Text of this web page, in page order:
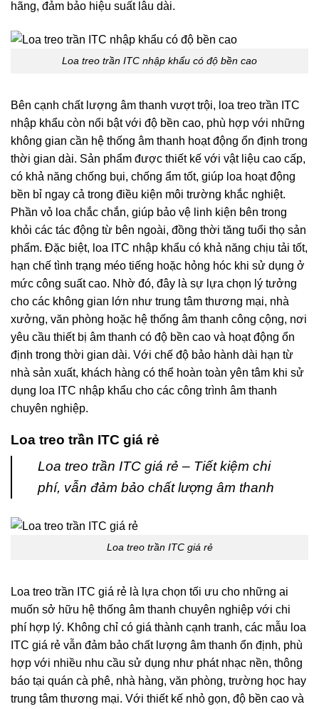
hãng, đảm bảo hiệu suất lâu dài.
Loa treo trần ITC nhập khẩu có độ bền cao
Bên cạnh chất lượng âm thanh vượt trội, loa treo trần ITC
nhập khẩu còn nổi bật với độ bền cao, phù hợp với những
không gian cần hệ thống âm thanh hoạt động ổn định trong
thời gian dài. Sản phẩm được thiết kế với vật liệu cao cấp,
có khả năng chống bụi, chống ẩm tốt, giúp loa hoạt động
bền bỉ ngay cả trong điều kiện môi trường khắc nghiệt.
Phần vỏ loa chắc chắn, giúp bảo vệ linh kiện bên trong
khỏi các tác động từ bên ngoài, đồng thời tăng tuổi thọ sản
phẩm. Đặc biệt, loa ITC nhập khẩu có khả năng chịu tải tốt,
hạn chế tình trạng méo tiếng hoặc hỏng hóc khi sử dụng ở
mức công suất cao. Nhờ đó, đây là sự lựa chọn lý tưởng
cho các không gian lớn như trung tâm thương mại, nhà
xưởng, văn phòng hoặc hệ thống âm thanh công cộng, nơi
yêu cầu thiết bị âm thanh có độ bền cao và hoạt động ổn
định trong thời gian dài. Với chế độ bảo hành dài hạn từ
nhà sản xuất, khách hàng có thể hoàn toàn yên tâm khi sử
dụng loa ITC nhập khẩu cho các công trình âm thanh
chuyên nghiệp.
Loa treo trần ITC giá rẻ
Loa treo trần ITC giá rẻ – Tiết kiệm chi
phí, vẫn đảm bảo chất lượng âm thanh
Loa treo trần ITC giá rẻ
Loa treo trần ITC giá rẻ là lựa chọn tối ưu cho những ai
muốn sở hữu hệ thống âm thanh chuyên nghiệp với chi
phí hợp lý. Không chỉ có giá thành cạnh tranh, các mẫu loa
ITC giá rẻ vẫn đảm bảo chất lượng âm thanh ổn định, phù
hợp với nhiều nhu cầu sử dụng như phát nhạc nền, thông
báo tại quán cà phê, nhà hàng, văn phòng, trường học hay
trung tâm thương mại. Với thiết kế nhỏ gọn, độ bền cao và